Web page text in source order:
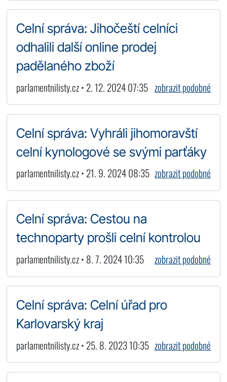
Celní správa: Jihočeští celníci
odhalili další online prodej
padělaného zboží
parlamentnilisty.cz • 2. 12. 2024 07:35 zobrazit podobné
Celní správa: Vyhráli jihomoravští
celní kynologové se svými parťáky
parlamentnilisty.cz • 21. 9. 2024 08:35 zobrazit podobné
Celní správa: Cestou na
technoparty prošli celní kontrolou
parlamentnilisty.cz • 8. 7. 2024 10:35 zobrazit podobné
Celní správa: Celní úřad pro
Karlovarský kraj
parlamentnilisty.cz • 25. 8. 2023 10:35 zobrazit podobné